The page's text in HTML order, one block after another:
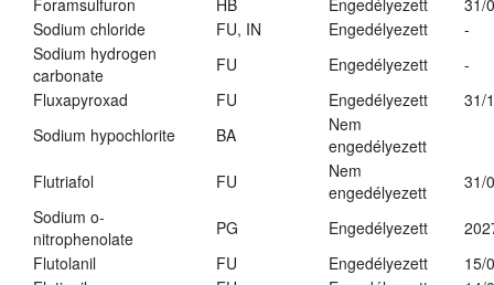
Foramsulfuron HB Engedélyezett
31/
Sodium chloride
FU, IN Engedélyezett
-
Sodium hydrogen
carbonate
FU Engedélyezett
-
Fluxapyroxad
FU Engedélyezett
31/
Sodium hypochlorite
BA
Nem
engedélyezett
Flutriafol
FU
Nem
engedélyezett
31/
Sodium o-
nitrophenolate
PG Engedélyezett
Flutolanil
FU Engedélyezett
15/